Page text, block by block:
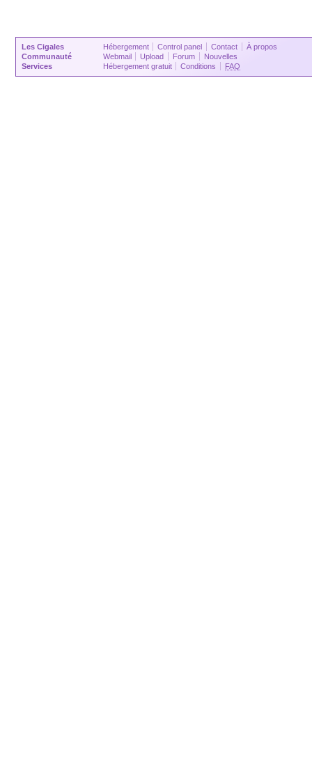
Les Cigales Hébergement Control panel Contact
À propos
Communauté
Webmail Upload Forum
Nouvelles
Services
Hébergement gratuit Conditions FAQ